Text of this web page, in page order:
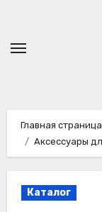
содержимому
Главная страница
Аксессуары
Каталог